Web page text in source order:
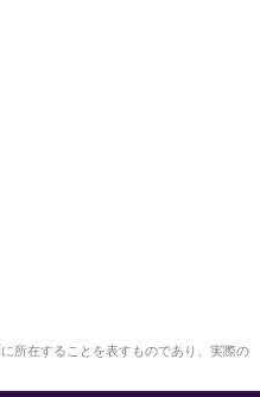
所在することを表すものであり、実際の